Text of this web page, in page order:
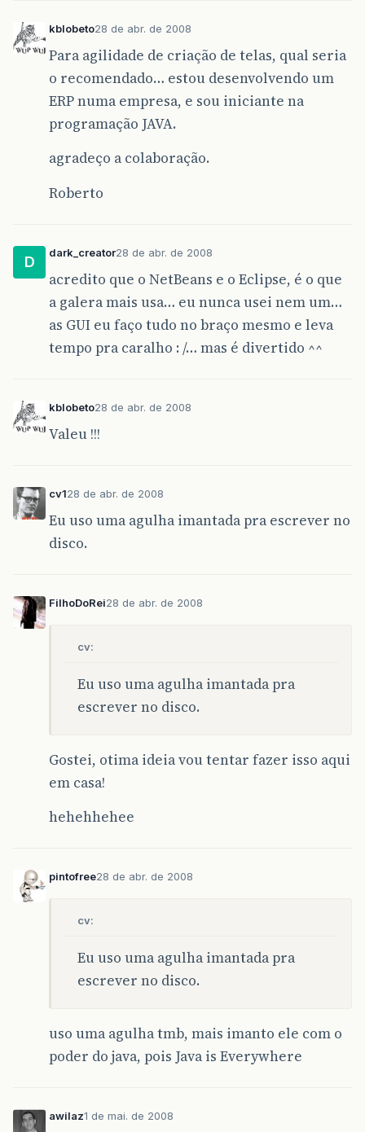
kblobeto28 de abr. de 2008
Para agilidade de criação de telas, qual seria
o recomendado… estou desenvolvendo um
ERP numa empresa, e sou iniciante na
programação JAVA.
agradeço a colaboração.
Roberto
D
dark_creator28 de abr. de 2008
acredito que o NetBeans e o Eclipse, é o que
a galera mais usa… eu nunca usei nem um…
as GUI eu faço tudo no braço mesmo e leva
tempo pra caralho : /… mas é divertido ^^
kblobeto28 de abr. de 2008
Valeu !!!
cv128 de abr. de 2008
Eu uso uma agulha imantada pra escrever no
disco.
FilhoDoRei28 de abr. de 2008
cv:
Eu uso uma agulha imantada pra
escrever no disco.
Gostei, otima ideia vou tentar fazer isso aqui
em casa!
hehehhehee
pintofree28 de abr. de 2008
cv:
Eu uso uma agulha imantada pra
escrever no disco.
uso uma agulha tmb, mais imanto ele com o
poder do java, pois Java is Everywhere
awilaz1 de mai. de 2008